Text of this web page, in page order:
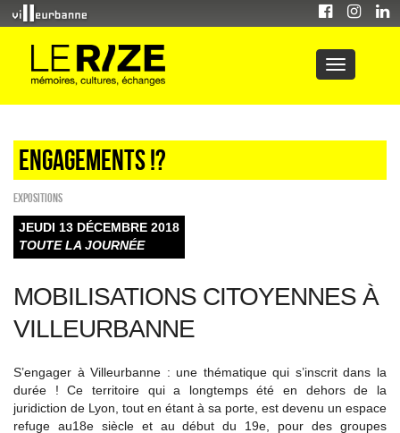
Engagements !?
EXPOSITIONS
JEUDI 13 DÉCEMBRE 2018
TOUTE LA JOURNÉE
MOBILISATIONS CITOYENNES À
VILLEURBANNE
S’engager à Villeurbanne : une thématique qui s’inscrit dans la
durée ! Ce territoire qui a longtemps été en dehors de la
juridiction de Lyon, tout en étant à sa porte, est devenu un espace
refuge au18e siècle et au début du 19e, pour des groupes